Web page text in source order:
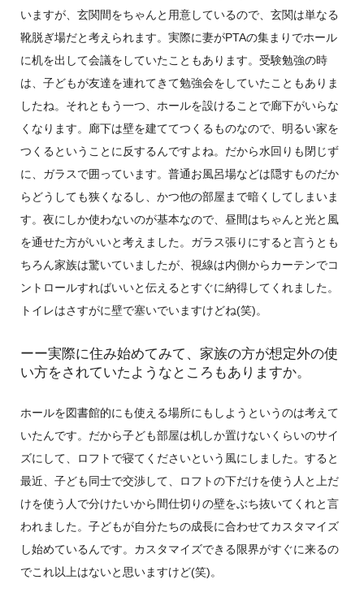
いますが、玄関間をちゃんと用意しているので、玄関は単なる
靴脱ぎ場だと考えられます。実際に妻がPTAの集まりでホール
に机を出して会議をしていたこともあります。受験勉強の時
は、子どもが友達を連れてきて勉強会をしていたこともありま
したね。それともう一つ、ホールを設けることで廊下がいらな
くなります。廊下は壁を建ててつくるものなので、明るい家を
つくるということに反するんですよね。だから水回りも閉じず
に、ガラスで囲っています。普通お風呂場などは隠すものだか
らどうしても狭くなるし、かつ他の部屋まで暗くしてしまいま
す。夜にしか使わないのが基本なので、昼間はちゃんと光と風
を通せた方がいいと考えました。ガラス張りにすると言うとも
ちろん家族は驚いていましたが、視線は内側からカーテンでコ
ントロールすればいいと伝えるとすぐに納得してくれました。
トイレはさすがに壁で塞いでいますけどね(笑)。
ーー実際に住み始めてみて、家族の方が想定外の使
い方をされていたようなところもありますか。
ホールを図書館的にも使える場所にもしようというのは考えて
いたんです。だから子ども部屋は机しか置けないくらいのサイ
ズにして、ロフトで寝てくださいという風にしました。すると
最近、子ども同士で交渉して、ロフトの下だけを使う人と上だ
けを使う人で分けたいから間仕切りの壁をぶち抜いてくれと言
われました。子どもが自分たちの成長に合わせてカスタマイズ
し始めているんです。カスタマイズできる限界がすぐに来るの
でこれ以上はないと思いますけど(笑)。